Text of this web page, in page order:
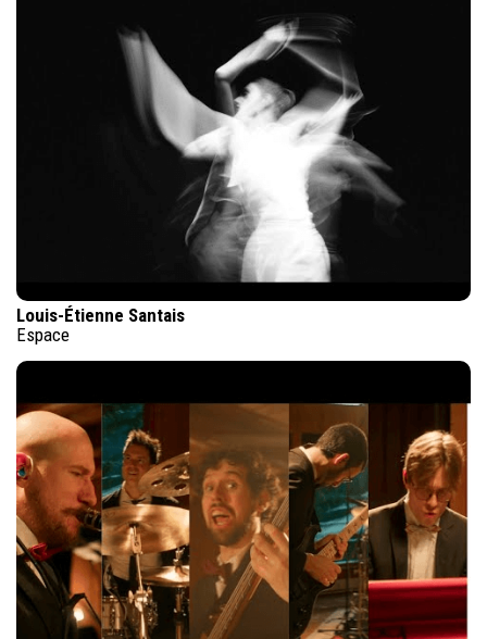
Louis-Étienne Santais
Espace